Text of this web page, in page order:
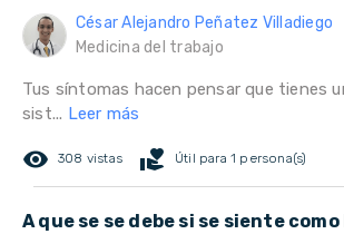
César Alejandro Peñatez Villadiego
Medicina del trabajo
Tus síntomas hacen pensar que tienes
sist... Leer más
remove_red_eye 308 vistas volunteer_activism Útil para 1 persona(s)
A que se se debe si se siente